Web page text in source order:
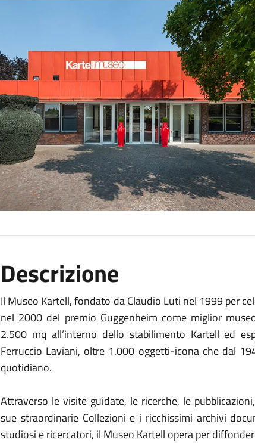
Descrizione
Il Museo Kartell, fondato da Claudio Luti nel 1999 per
nel 2000 del premio Guggenheim come miglior
2.500 mq all’interno dello stabilimento Kartell ed
Ferruccio Laviani, oltre 1.000 oggetti-icona che dal
quotidiano.
Attraverso le visite guidate, le ricerche, le
sue straordinarie Collezioni e i ricchissimi archivi
studiosi e ricercatori, il Museo Kartell opera per